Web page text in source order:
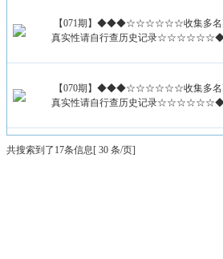
【071期】◆◆◆☆☆☆☆☆☆收集多名
真实性请自行查历史记录
【070期】◆◆◆☆☆☆☆☆☆收集多名
真实性请自行查历史记录
共搜索到了17条信息[ 30 条/页]